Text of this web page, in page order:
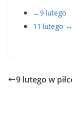
←9 lutego
11 lutego →
9 lutego w